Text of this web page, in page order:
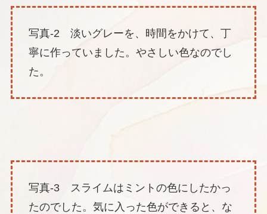
写真-2 淡いグレーを、時間をかけて、丁
寧に作っていました。やさしい色なのでし
た。
写真-3 スライムはミントの色にしたかっ
たのでした。気に入った色ができると、な